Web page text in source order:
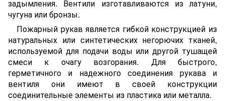
задымления. Вентили изготавливаются из латуни,
чугуна или бронзы.
Пожарный рукав является гибкой конструкцией из
натуральных или синтетических негорючих тканей,
используемой для подачи воды или другой тушащей
смеси к очагу возгорания. Для быстрого,
герметичного и надежного соединения рукава и
вентиля они имеют в своей конструкции
соединительные элементы из пластика или металла.